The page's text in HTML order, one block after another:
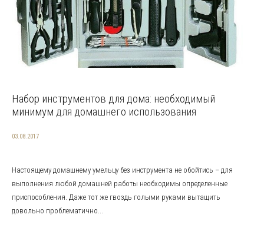
Набор инструментов для дома: необходимый
минимум для домашнего использования
03.08.2017
Настоящему домашнему умельцу без инструмента не обойтись – для
выполнения любой домашней работы необходимы определенные
приспособления. Даже тот же гвоздь голыми руками вытащить
довольно проблематично...